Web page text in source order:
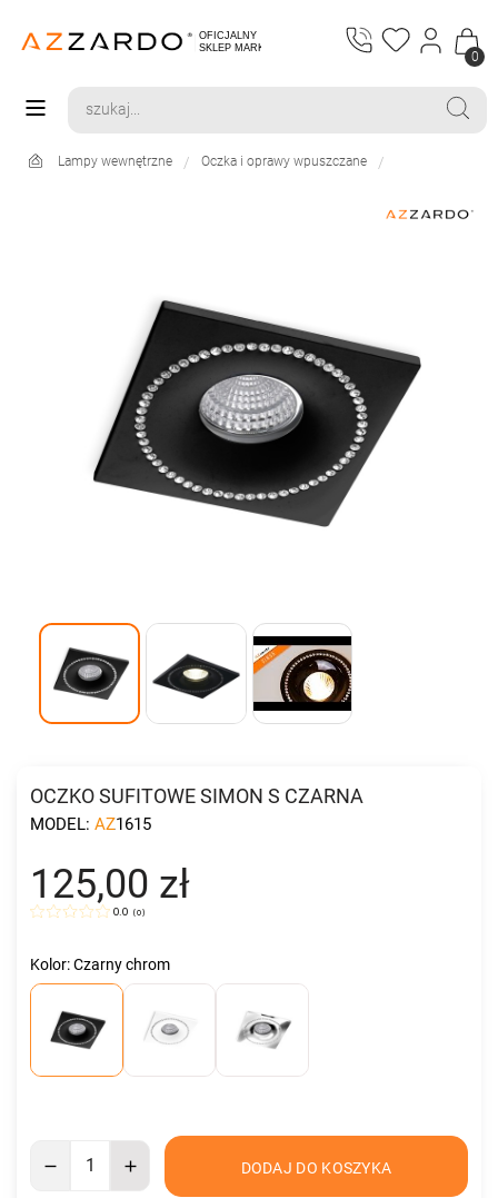
0
Lampy wewnętrzne Oczka i oprawy wpuszczane
OCZKO SUFITOWE SIMON S CZARNA
MODEL: AZ1615
125,00 zł
0.0 (0)
Kolor: Czarny chrom
DODAJ DO KOSZYKA